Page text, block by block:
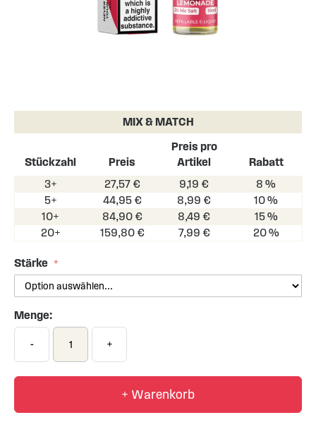
the
the
gallery
MIX & MATCH
Stückzahl Preis
Preis pro
Artikel
Rabatt
3+
27,57 € 9,19 €
8 %
5+
44,95 € 8,99 €
10 %
10+
84,90 € 8,49 €
15 %
20+
159,80 € 7,99 € 20 %
Stärke
Menge:
- +
+ Warenkorb